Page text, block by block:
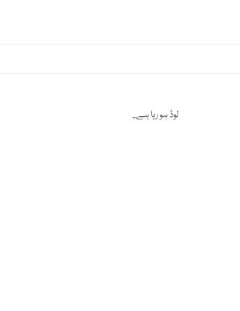
لوڈ ہو رہا ہے...